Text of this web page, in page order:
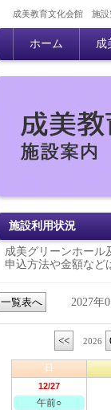
成美教育文化会館 施設
ホーム 成
施設利用状況
成美グリーンホール
申込方法や金額など
一覧表へ 2027年
<< 2026
日
12/27
午前○